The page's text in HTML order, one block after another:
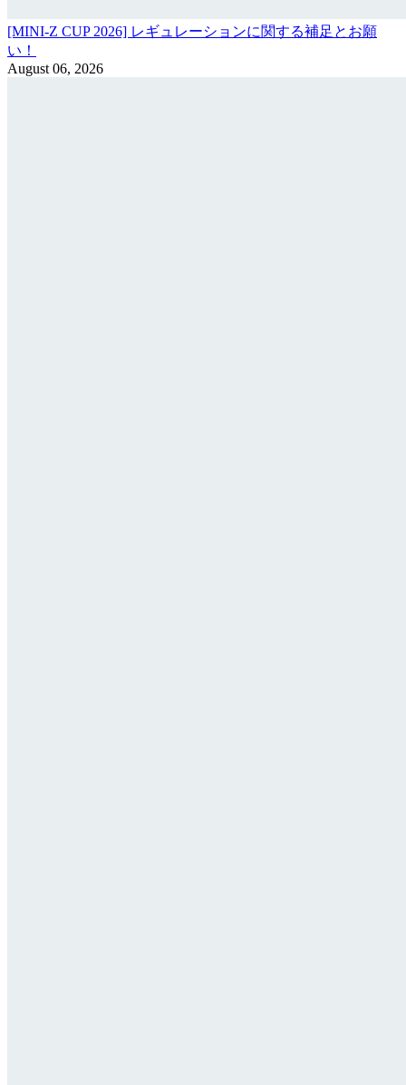
[MINI-Z CUP 2026] レギュレーションに関する補足とお願
い！
August 06, 2026